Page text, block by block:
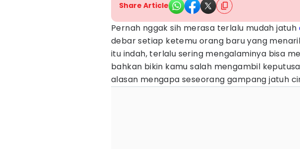
Share Article
Pernah nggak sih merasa terlalu mudah jatuh
debar setiap ketemu orang baru yang
itu indah, terlalu sering mengalaminya bisa
bahkan bikin kamu salah mengambil
alasan mengapa seseorang gampang jatuh